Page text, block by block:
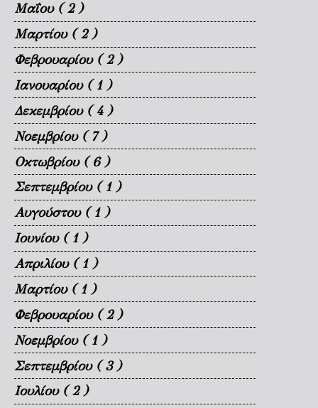
Μαΐου ( 2 )
Μαρτίου ( 2 )
Φεβρουαρίου ( 2 )
Ιανουαρίου ( 1 )
Δεκεμβρίου ( 4 )
Νοεμβρίου ( 7 )
Οκτωβρίου ( 6 )
Σεπτεμβρίου ( 1 )
Αυγούστου ( 1 )
Ιουνίου ( 1 )
Απριλίου ( 1 )
Μαρτίου ( 1 )
Φεβρουαρίου ( 2 )
Νοεμβρίου ( 1 )
Σεπτεμβρίου ( 3 )
Ιουλίου ( 2 )